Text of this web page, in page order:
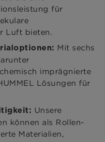
für
Luft bieten.
Mit sechs
imprägnierte
Lösungen für
Unsere
können als Rollen-
Materialien,